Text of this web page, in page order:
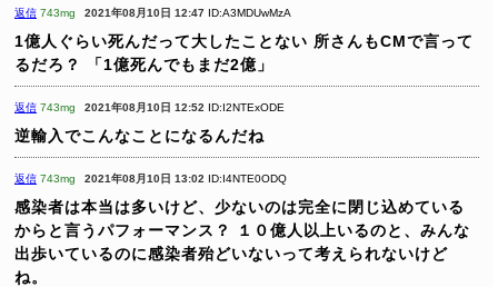
返信 743mg 2021年08月10日 12:47 ID:A3MDUwMzA
1億人ぐらい死んだって大したことない 所さんもCMで言って
るだろ？
「1億死んでもまだ2億」
返信 743mg 2021年08月10日 12:52 ID:I2NTExODE
逆輸入でこんなことになるんだね
返信 743mg 2021年08月10日 13:02 ID:I4NTE0ODQ
感染者は本当は多いけど、少ないのは完全に閉じ込めている
からと言うパフォーマンス？
１０億人以上いるのと、みんな
出歩いているのに感染者殆どいないって考えられないけど
ね。